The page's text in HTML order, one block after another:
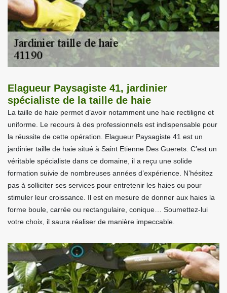
Elagueur Paysagiste 41, jardinier
spécialiste de la taille de haie
La taille de haie permet d’avoir notamment une haie rectiligne et
uniforme. Le recours à des professionnels est indispensable pour
la réussite de cette opération. Elagueur Paysagiste 41 est un
jardinier taille de haie situé à Saint Etienne Des Guerets. C’est un
véritable spécialiste dans ce domaine, il a reçu une solide
formation suivie de nombreuses années d’expérience. N’hésitez
pas à solliciter ses services pour entretenir les haies ou pour
stimuler leur croissance. Il est en mesure de donner aux haies la
forme boule, carrée ou rectangulaire, conique… Soumettez-lui
votre choix, il saura réaliser de manière impeccable.